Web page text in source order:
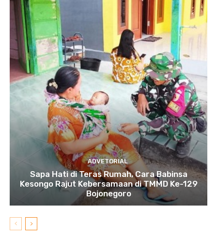
ADVETORIAL
Sapa Hati di Teras Rumah, Cara Babinsa
Kesongo Rajut Kebersamaan di TMMD Ke-129
Bojonegoro